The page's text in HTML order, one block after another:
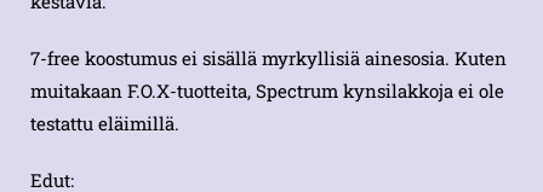
7-free koostumus ei sisällä myrkyllisiä ainesosia. Kuten
muitakaan F.O.X-tuotteita, Spectrum kynsilakkoja ei ole
testattu eläimillä.
Edut: